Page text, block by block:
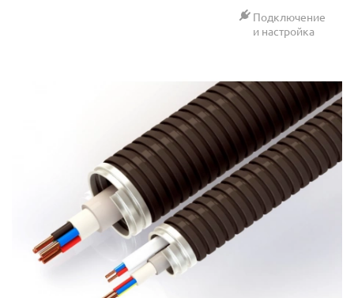
Подключение
и настройка